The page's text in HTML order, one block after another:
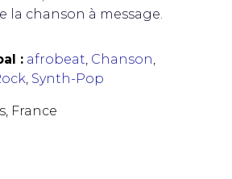
la chanson à message.
: afrobeat, Chanson,
, Synth-Pop
France